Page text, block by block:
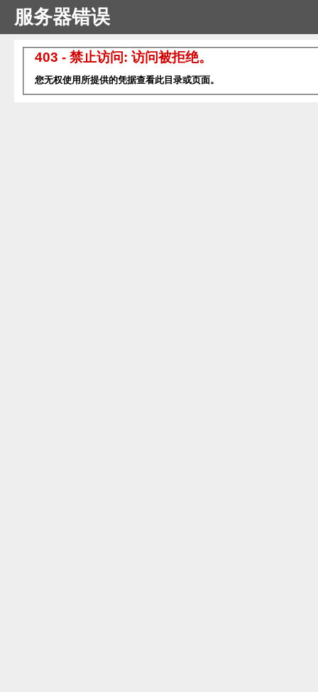
服务器错误
403 - 禁止访问: 访问被拒绝。
您无权使用所提供的凭据查看此目录或页面。